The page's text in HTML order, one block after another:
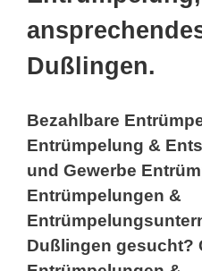
Dußlingen.
Bezahlbare
Entrümpelung &
und Gewerbe
Entrümpelungen &
Dußlingen gesucht?